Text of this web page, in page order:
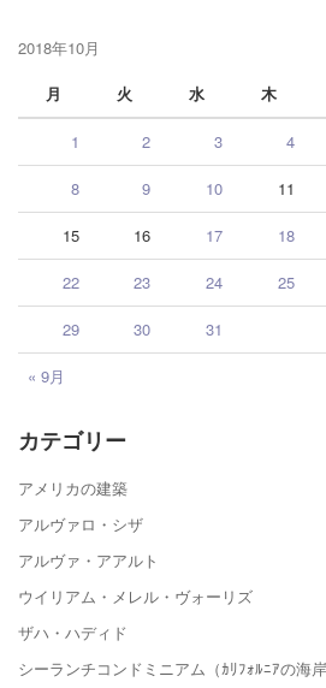
2018年10月
月
火 水 木
« 9月
1 2 3 4
8 9 10 11
15 16 17 18
22 23 24 25
29 30 31
カテゴリー
アメリカの建築
アルヴァロ・シザ
アルヴァ・アアルト
ウイリアム・メレル・ヴォーリズ
ザハ・ハディド
シーランチコンドミニアム（ｶﾘﾌｫﾙﾆｱの海